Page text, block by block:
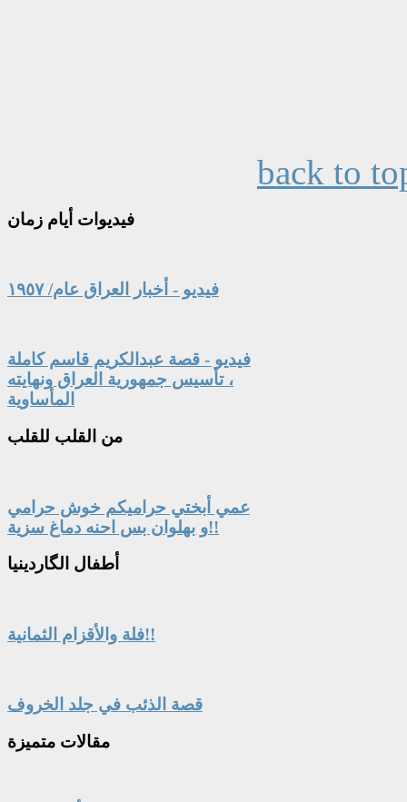
back to
فيديوات أيام زمان
فيديو - أخبار العراق عام/ ١٩٥٧
فيديو - قصة عبدالكريم قاسم كاملة
، تأسيس جمهورية العراق ونهايته
المأساوية
من القلب للقلب
عمي أبختي حراميكم خوش حرامي
و بهلوان بس احنه دماغ سزية!!
أطفال الگاردينيا
فلة والأقزام الثمانية!!
قصة الذئب في جلد الخروف
مقالات متميزة